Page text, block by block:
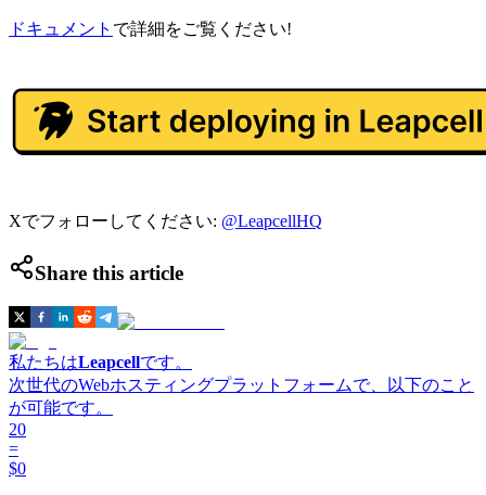
ドキュメント で詳細をご覧ください!
Xでフォローしてください: @LeapcellHQ
Share this article
私たちはLeapcellです。
次世代のWebホスティングプラットフォームで、以下のこと
が可能です。
20
=
$0